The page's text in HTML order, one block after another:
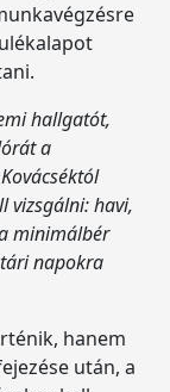
hallgatót,
a
vizsgálni: havi,
minimálbér
napokra
hanem
után, a